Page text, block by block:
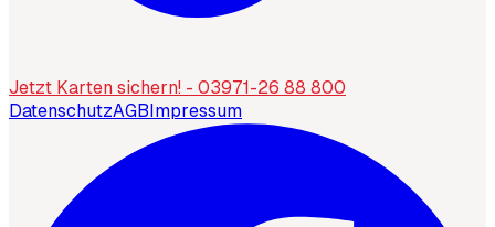
Jetzt Karten sichern! - 03971-26 88 800
DatenschutzAGBImpressum